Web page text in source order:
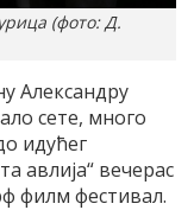
(фото: Д.
Александру
сете, много
идућег
авлија“ вечерас
филм фестивал.